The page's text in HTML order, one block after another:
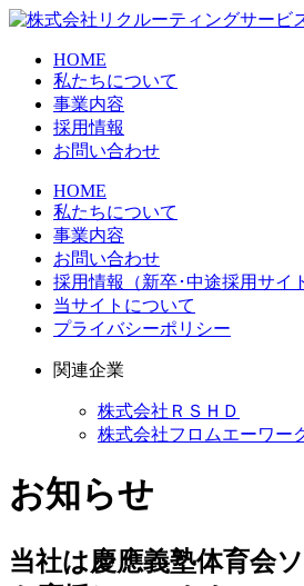
HOME
私たちについて
事業内容
採用情報
お問い合わせ
HOME
私たちについて
事業内容
お問い合わせ
採用情報（新卒･中途採用サイ
当サイトについて
プライバシーポリシー
関連企業
株式会社ＲＳＨＤ
株式会社フロムエーワー
お知らせ
当社は慶應義塾体育会